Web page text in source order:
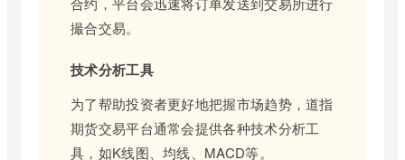
撮合交易。
技术分析工具
为了帮助投资者更好地把握市场趋势，道指
期货交易平台通常会提供各种技术分析工
具，如K线图、均线、MACD等。